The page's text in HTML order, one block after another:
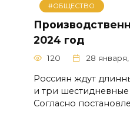
#ОБЩЕСТВО
2024 год
120 28
Россиян ждут
и три
Согласно